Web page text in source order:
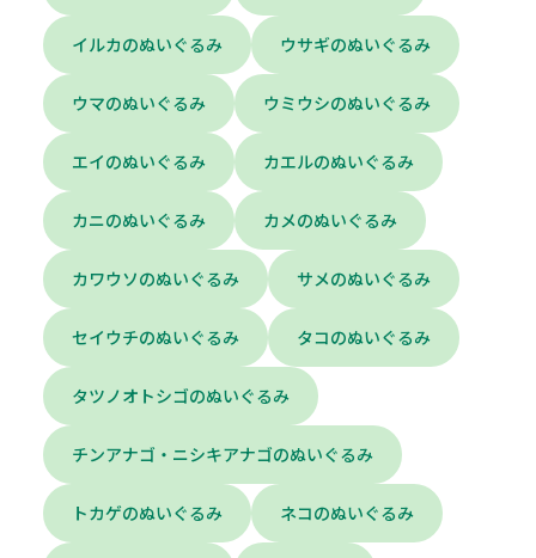
イルカのぬいぐるみ ウサギのぬいぐるみ
ウマのぬいぐるみ ウミウシのぬいぐるみ
エイのぬいぐるみ カエルのぬいぐるみ
カニのぬいぐるみ カメのぬいぐるみ
カワウソのぬいぐるみ サメのぬいぐるみ
セイウチのぬいぐるみ タコのぬいぐるみ
タツノオトシゴのぬいぐるみ
チンアナゴ・ニシキアナゴのぬいぐるみ
トカゲのぬいぐるみ ネコのぬいぐるみ